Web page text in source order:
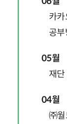
카
공부
05월
재
04월
㈜